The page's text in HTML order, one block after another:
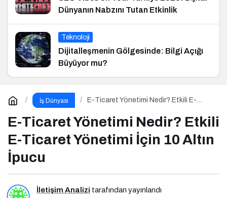
Dünyanın Nabzını Tutan Etkinlik
Teknoloji
Dijitalleşmenin Gölgesinde: Bilgi Açığı
Büyüyor mu?
İş Dünyası
E-Ticaret Yönetimi Nedir? Etkili E-
E-Ticaret Yönetimi Nedir? Etkili
E-Ticaret Yönetimi İçin 10 Altın
İpucu
İletişim Analizi tarafından yayınlandı